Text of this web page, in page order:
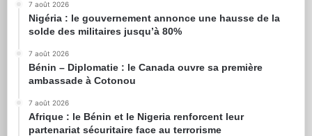
7 août 2026
Nigéria : le gouvernement annonce une hausse de la
solde des militaires jusqu’à 80%
7 août 2026
Bénin – Diplomatie : le Canada ouvre sa première
ambassade à Cotonou
7 août 2026
Afrique : le Bénin et le Nigeria renforcent leur
partenariat sécuritaire face au terrorisme